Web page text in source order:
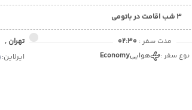
3 شب اقامت در باتومی
مدت سفر : 02:30
نوع سفر :
هواییEconomy
تهران ,
ایرلاین: